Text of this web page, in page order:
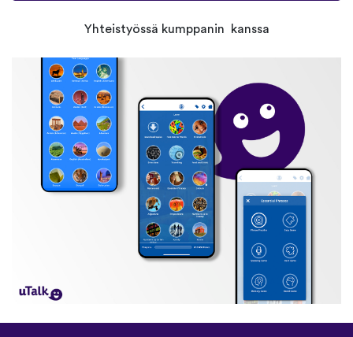
Yhteistyössä kumppanin kanssa